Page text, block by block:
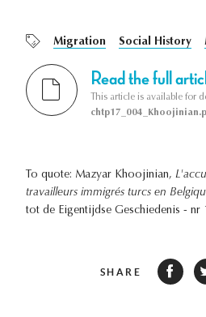
Migration Social History
Read the full
This article is available for
To quote: Mazyar Khoojinian,
travailleurs immigrés turcs en
tot de Eigentijdse Geschiedenis - nr
SHARE